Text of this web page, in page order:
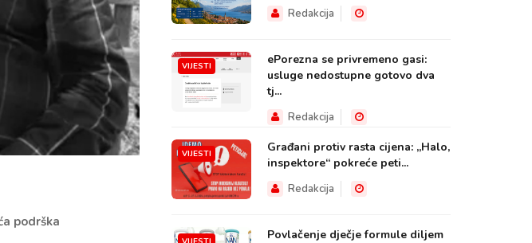
podrška
Redakcija
VIJESTI
ePorezna se privremeno gasi:
usluge nedostupne gotovo dva
tj...
Redakcija
VIJESTI
Građani protiv rasta cijena: „Halo,
inspektore“ pokreće peti...
Redakcija
Povlačenje dječje formule diljem